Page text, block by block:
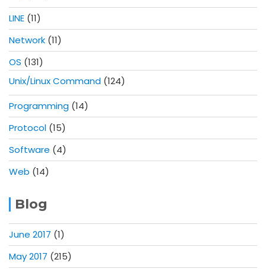
LINE (11)
Network (11)
OS (131)
Unix/Linux Command (124)
Programming (14)
Protocol (15)
Software (4)
Web (14)
Blog
June 2017 (1)
May 2017 (215)